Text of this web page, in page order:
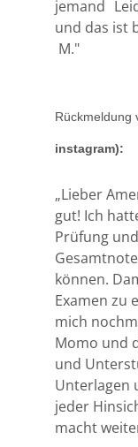
jemand
und das ist
M."
Rückmeldung
instagram):
„Lieber
gut! Ich
Prüfung
können.
Examen zu
mich
Momo und
und
Unterlagen
jeder
macht